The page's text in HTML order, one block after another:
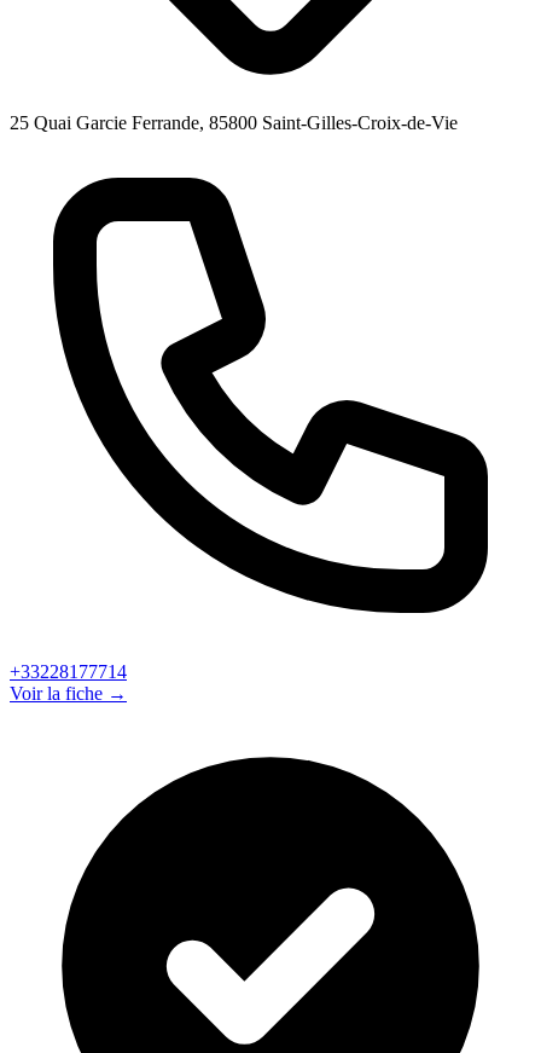
25 Quai Garcie Ferrande, 85800 Saint-Gilles-Croix-de-Vie
+33228177714
Voir la fiche →